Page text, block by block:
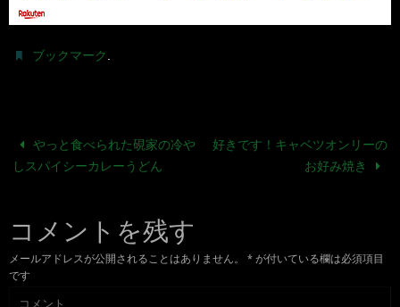
ブックマーク.
やっと食べられた硯家の冷や
しスパイシーカレーうどん
好きです！キャベツオンリーの
お好み焼き
コメントを残す
メールアドレスが公開されることはありません。 * が付いている欄は必須項目
です